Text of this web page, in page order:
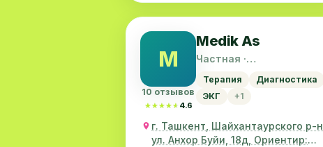
M
10 отзывов
★★★★★
★★★★★ 4.6
Medik As
Частная ·
Терапия
Диагностика
ЭКГ
+1
г. Ташкент, Шайхантаурского р-н,
ул. Анхор Буйи, 18д, Ориентир: